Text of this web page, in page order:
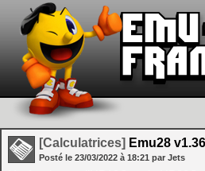
[Calculatrices] Emu28 v1.36
Posté le 23/03/2022 à 18:21 par Jets